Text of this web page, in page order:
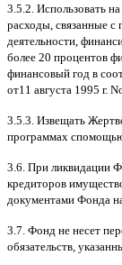
3.5.2. Использовать
расходы связанные с
деятельности
более 20 процентов
финансовый год в
от11 августа 1995 г.
3.5.3. Извещать
программах c
3.6. При ликвидации
кредиторов
документами Фонда
3.7. Фонд не несет
обязательств